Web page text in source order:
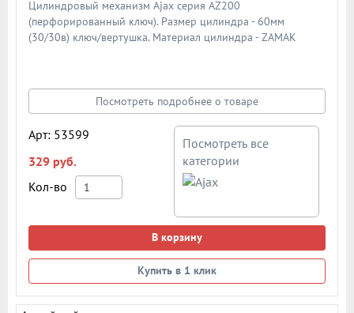
Цилиндровый механизм Ajax серия AZ200
(перфорированный ключ). Размер цилиндра - 60мм
(30/30в) ключ/вертушка. Материал цилиндра - ZAMAK
Секретность: более 1 024 комбинаций
Посмотреть подробнее о товаре
Арт: 53599
329 руб.
Кол-во
Посмотреть все
категории
В корзину
Купить в 1 клик